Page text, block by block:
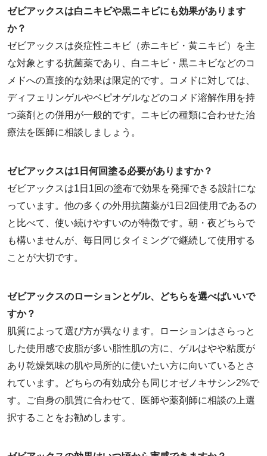
ゼビアックスは白ニキビや黒ニキビにも効果があります
か？
ゼビアックスは炎症性ニキビ（赤ニキビ・黄ニキビ）を主
な対象とする抗菌薬であり、白ニキビ・黒ニキビなどのコ
メドへの直接的な効果は限定的です。コメドに対しては、
ディフェリンゲルやベピオゲルなどのコメド溶解作用を持
つ薬剤との併用が一般的です。ニキビの種類に合わせた治
療法を医師に相談しましょう。
ゼビアックスは1日何回塗る必要がありますか？
ゼビアックスは1日1回の塗布で効果を発揮できる設計にな
っています。他の多くの外用抗菌薬が1日2回使用であるの
と比べて、使い続けやすいのが特徴です。朝・夜どちらで
も構いませんが、毎日同じタイミングで継続して使用する
ことが大切です。
ゼビアックスのローションとゲル、どちらを選べばいいで
すか？
肌質によって選び方が異なります。ローションはさらっと
した使用感で皮脂が多い脂性肌の方に、ゲルはやや粘度が
あり乾燥気味の肌や局所的に使いたい方に向いているとさ
れています。どちらの有効成分も同じオゼノキサシン2%で
す。ご自身の肌質に合わせて、医師や薬剤師に相談の上選
択することをお勧めします。